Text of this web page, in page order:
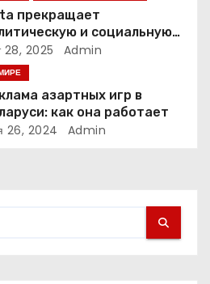
прекращает
и социальную
в ЕС. Почему это
рынок цифровой
28, 2025 Admin
азартных игр в
как она работает
26, 2024 Admin